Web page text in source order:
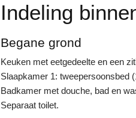
Indeling
Begane grond
Keuken met eetgedeelte en een
Slaapkamer 1: tweepersoonsbed
Badkamer met douche, bad en
Separaat toilet.